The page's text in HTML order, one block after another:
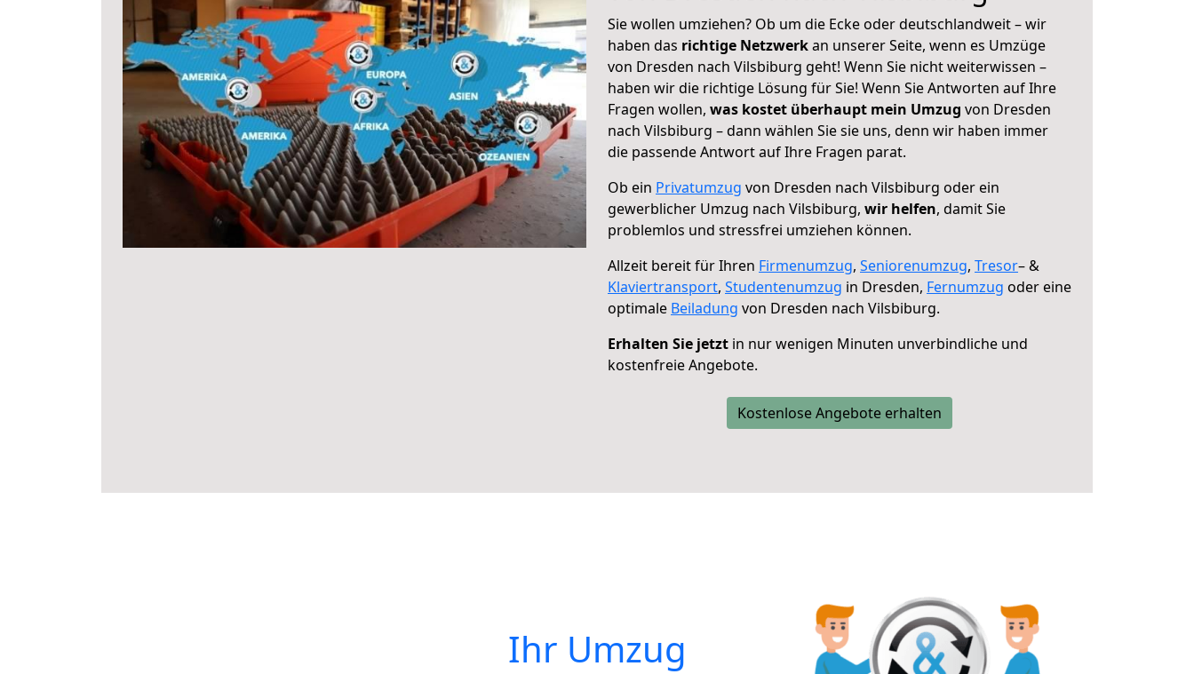
Sie wollen umziehen? Ob um die Ecke oder deutschlandweit – wir
haben das richtige Netzwerkan unserer Seite, wenn es Umzüge
von Dresden nach Vilsbiburg geht! Wenn Sie nicht weiterwissen –
haben wir die richtige Lösung für Sie! Wenn Sie Antworten auf Ihre
Fragen wollen, was kostet überhaupt mein Umzug von Dresden
nach Vilsbiburg – dann wählen Sie sie uns, denn wir haben immer
die passende Antwort auf Ihre Fragen parat.
Ob ein Privatumzug von Dresden nach Vilsbiburg oder ein
gewerblicher Umzug nach Vilsbiburg, wir helfen, damit Sie
problemlos und stressfrei umziehen können.
Allzeit bereit für Ihren Firmenumzug, Seniorenumzug, Tresor– &
Klaviertransport, Studentenumzug in Dresden, Fernumzug oder eine
optimale Beiladung von Dresden nach Vilsbiburg.
Erhalten Sie jetzt in nur wenigen Minuten unverbindliche und
kostenfreie Angebote.
Kostenlose Angebote erhalten
Ihr Umzug